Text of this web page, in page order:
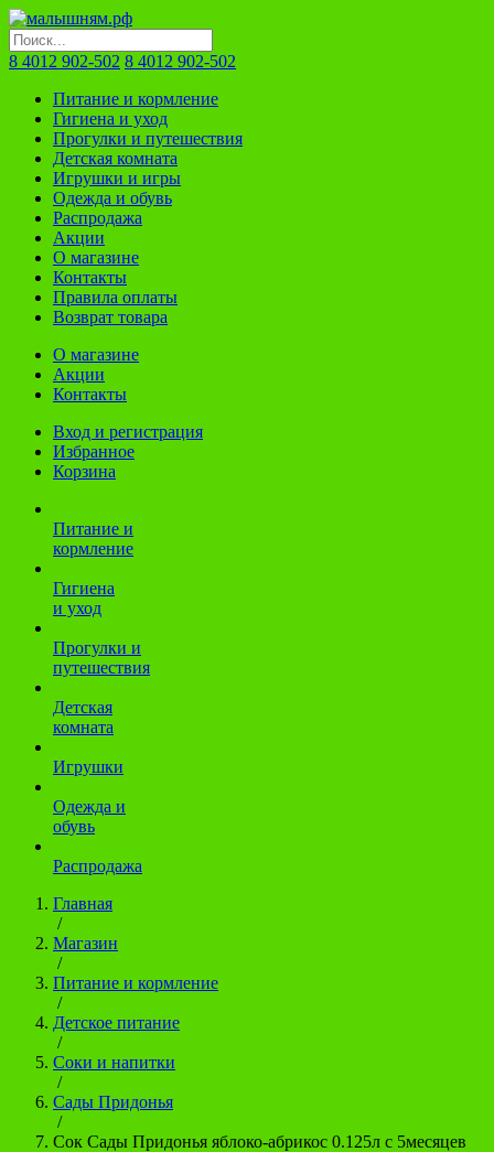
8 4012 902-502 8 4012 902-502
Питание и кормление
Гигиена и уход
Прогулки и путешествия
Детская комната
Игрушки и игры
Одежда и обувь
Распродажа
Акции
О магазине
Контакты
Правила оплаты
Возврат товара
О магазине
Акции
Контакты
Вход и регистрация
Избранное
Корзина
Питание и
кормление
Гигиена
и уход
Прогулки и
путешествия
Детская
комната
Игрушки
Одежда и
обувь
Распродажа
Главная
/
Магазин
/
Питание и кормление
/
Детское питание
/
Соки и напитки
/
Сады Придонья
/
Сок Сады Придонья яблоко-абрикос 0.125л с 5месяцев